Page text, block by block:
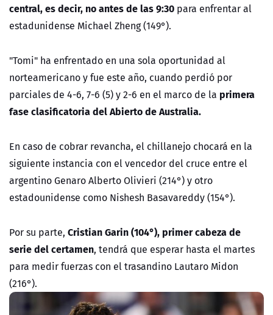
central, es decir, no antes de las 9:30 para enfrentar al
estadunidense Michael Zheng (149°).
"Tomi" ha enfrentado en una sola oportunidad al
norteamericano y fue este año, cuando perdió por
parciales de 4-6, 7-6 (5) y 2-6 en el marco de la primera
fase clasificatoria del Abierto de Australia.
En caso de cobrar revancha, el chillanejo chocará en la
siguiente instancia con el vencedor del cruce entre el
argentino Genaro Alberto Olivieri (214°) y otro
estadounidense como Nishesh Basavareddy (154°).
Por su parte, Cristian Garin (104°), primer cabeza de
serie del certamen, tendrá que esperar hasta el martes
para medir fuerzas con el trasandino Lautaro Midon
(216°).